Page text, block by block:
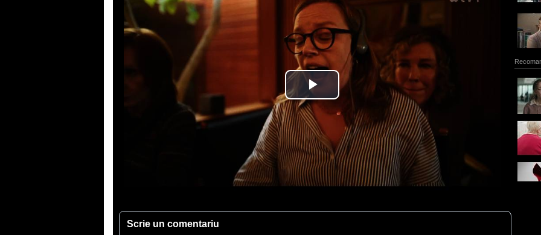
Scrie un comentariu